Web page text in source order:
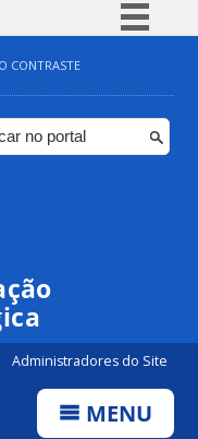
Simplifique!
Comunica BR
Participe
CONTRASTE
Administradores do Site
MENU